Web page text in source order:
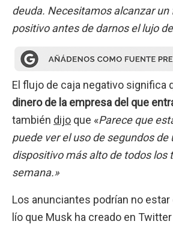
deuda. Necesitamos alcanzar un
positivo antes de darnos el lujo
El flujo de caja negativo significa
dinero de la empresa del que
también dijo que «Parece que
puede ver el uso de segundos de
dispositivo más alto de todos los
semana.»
Los anunciantes podrían no
lío que Musk ha creado en